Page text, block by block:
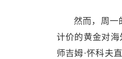
然而，周一
计价的黄金对
师吉姆·怀科夫